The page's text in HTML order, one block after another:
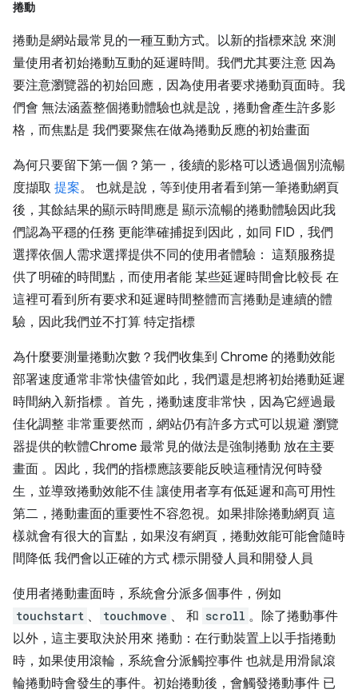
捲動
捲動是網站最常見的一種互動方式。以新的指標來說 來測
量使用者初始捲動互動的延遲時間。我們尤其要注意 因為
要注意瀏覽器的初始回應，因為使用者要求捲動頁面時。我
們會 無法涵蓋整個捲動體驗也就是說，捲動會產生許多影
格，而焦點是 我們要聚焦在做為捲動反應的初始畫面
為何只要留下第一個？第一，後續的影格可以透過個別流暢
度擷取 提案。 也就是說，等到使用者看到第一筆捲動網頁
後，其餘結果的顯示時間應是 顯示流暢的捲動體驗因此我
們認為平穩的任務 更能準確捕捉到因此，如同 FID，我們
選擇依個人需求選擇提供不同的使用者體驗： 這類服務提
供了明確的時間點，而使用者能 某些延遲時間會比較長 在
這裡可看到所有要求和延遲時間整體而言捲動是連續的體
驗，因此我們並不打算 特定指標
為什麼要測量捲動次數？我們收集到 Chrome 的捲動效能
部署速度通常非常快儘管如此，我們還是想將初始捲動延遲
時間納入新指標 。首先，捲動速度非常快，因為它經過最
佳化調整 非常重要然而，網站仍有許多方式可以規避 瀏覽
器提供的軟體Chrome 最常見的做法是強制捲動 放在主要
畫面 。因此，我們的指標應該要能反映這種情況何時發
生，並導致捲動效能不佳 讓使用者享有低延遲和高可用性
第二，捲動畫面的重要性不容忽視。如果排除捲動網頁 這
樣就會有很大的盲點，如果沒有網頁，捲動效能可能會隨時
間降低 我們會以正確的方式 標示開發人員和開發人員
使用者捲動畫面時，系統會分派多個事件，例如
touchstart 、 touchmove 、 和 scroll 。除了捲動事件
以外，這主要取決於用來 捲動：在行動裝置上以手指捲動
時，如果使用滾輪，系統會分派觸控事件 也就是用滑鼠滾
輪捲動時會發生的事件。初始捲動後，會觸發捲動事件 已